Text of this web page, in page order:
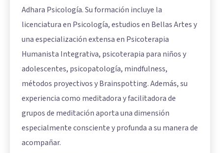
Adhara Psicología. Su formación incluye la
licenciatura en Psicología, estudios en Bellas Artes y
una especialización extensa en Psicoterapia
Humanista Integrativa, psicoterapia para niños y
adolescentes, psicopatología, mindfulness,
métodos proyectivos y Brainspotting. Además, su
experiencia como meditadora y facilitadora de
grupos de meditación aporta una dimensión
especialmente consciente y profunda a su manera de
acompañar.